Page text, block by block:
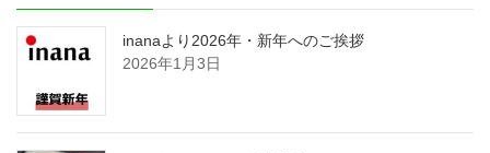
inanaより2026年・新年へのご挨拶
2026年1月3日